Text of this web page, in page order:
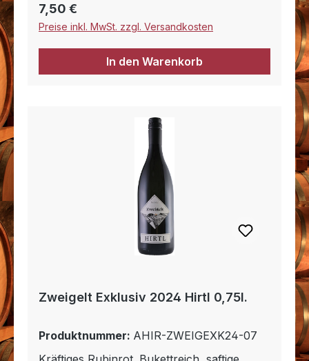
Speiseempfehlungen: Passt besonders gut
zu Wildgerichten und rotem Fleisch, aber
Nudelgerichten
Regulärer Preis:
7,50 €
Preise inkl. MwSt. zzgl. Versandkosten
In den Warenkorb
Zweigelt Exklusiv 2024 Hirtl 0,75l.
Produktnummer: AHIR-ZWEIGEXK24-07